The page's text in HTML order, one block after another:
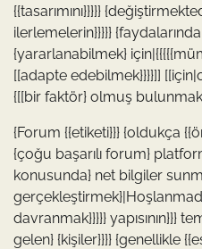
{{tasarımını}}}}}
ilerlemelerin}}}}}
{yararlanabilmek}
[[adapte edebilmek}}}}]]
{[[bir faktör} olmuş
{Forum {{etiketi}}} {oldukça
{çoğu başarılı forum}
konusunda} net bilgiler
davranmak}}}}} yapısının}}}
gelen} {kişiler}}}} {genellikle